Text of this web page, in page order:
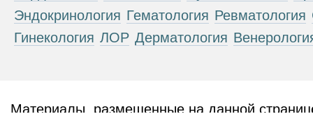
Эндокринология Гематология Ревматология
Гинекология ЛОР Дерматология
Материалы, размещенные на данной